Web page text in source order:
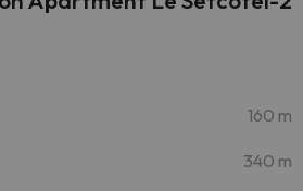
160 m
340 m